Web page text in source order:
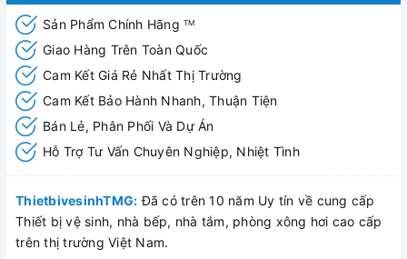
Sản Phẩm Chính Hãng TM
Giao Hàng Trên Toàn Quốc
Cam Kết Giá Rẻ Nhất Thị Trường
Cam Kết Bảo Hành Nhanh, Thuận Tiện
Bán Lẻ, Phân Phối Và Dự Án
Hỗ Trợ Tư Vấn Chuyên Nghiệp, Nhiệt Tình
ThietbivesinhTMG: Đã có trên 10 năm Uy tín về cung cấp
Thiết bị vệ sinh, nhà bếp, nhà tắm, phòng xông hơi cao cấp
trên thị trường Việt Nam.